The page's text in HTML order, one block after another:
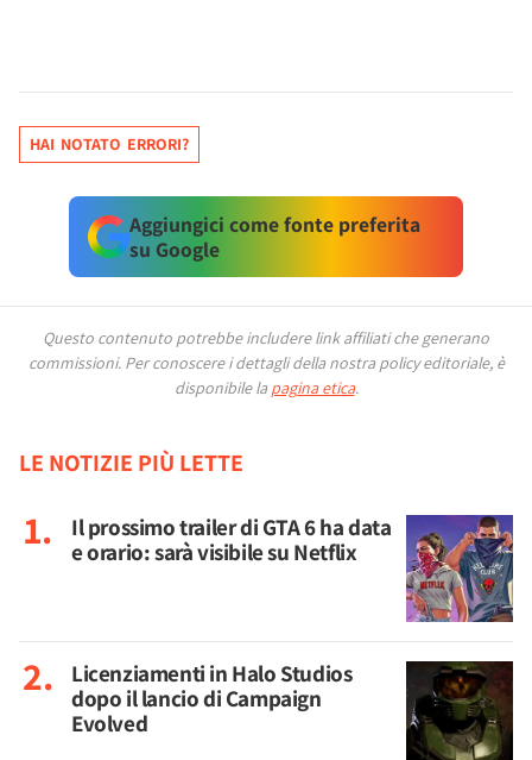
HAI NOTATO ERRORI?
Aggiungici come fonte preferita
su Google
Questo contenuto potrebbe includere link affiliati che generano
commissioni. Per conoscere i dettagli della nostra policy editoriale, è
disponibile la pagina etica.
LE NOTIZIE PIÙ LETTE
Il prossimo trailer di GTA 6 ha data
e orario: sarà visibile su Netflix
Licenziamenti in Halo Studios
dopo il lancio di Campaign
Evolved